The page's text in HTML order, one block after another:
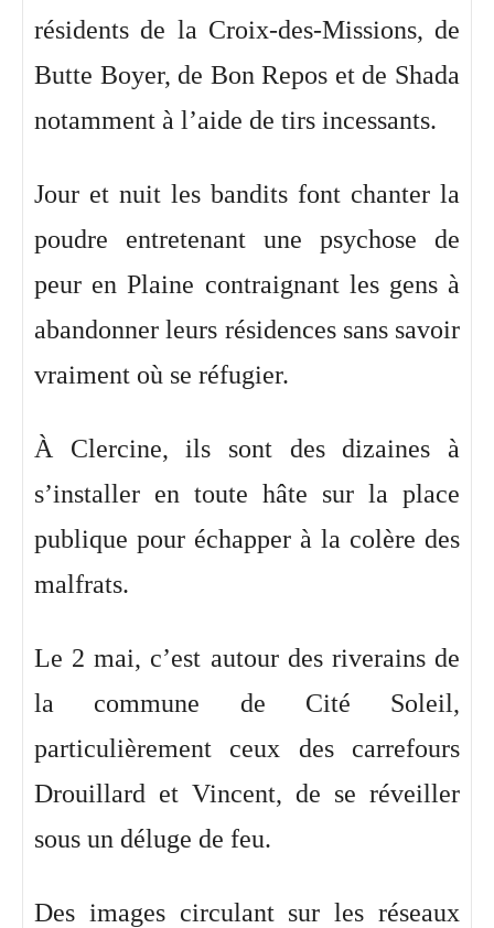
résidents de la Croix-des-Missions, de
Butte Boyer, de Bon Repos et de Shada
notamment à l’aide de tirs incessants.
Jour et nuit les bandits font chanter la
poudre entretenant une psychose de
peur en Plaine contraignant les gens à
abandonner leurs résidences sans savoir
vraiment où se réfugier.
À Clercine, ils sont des dizaines à
s’installer en toute hâte sur la place
publique pour échapper à la colère des
malfrats.
Le 2 mai, c’est autour des riverains de
la commune de Cité Soleil,
particulièrement ceux des carrefours
Drouillard et Vincent, de se réveiller
sous un déluge de feu.
Des images circulant sur les réseaux